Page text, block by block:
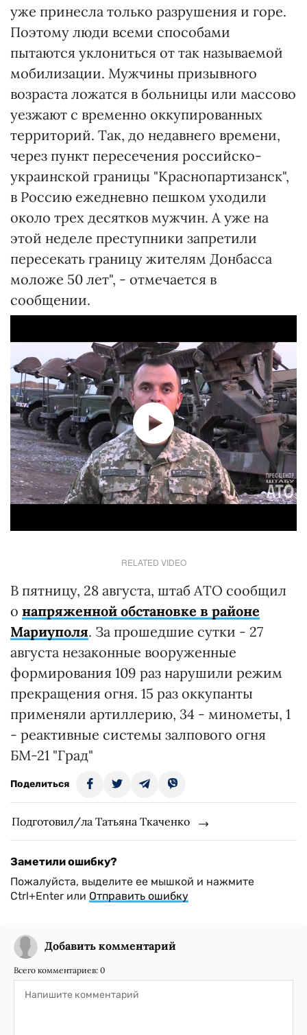
уже принесла только разрушения и горе.
Поэтому люди всеми способами
пытаются уклониться от так называемой
мобилизации. Мужчины призывного
возраста ложатся в больницы или массово
уезжают с временно оккупированных
территорий. Так, до недавнего времени,
через пункт пересечения российско-
украинской границы "Краснопартизанск",
в Россию ежедневно пешком уходили
около трех десятков мужчин. А уже на
этой неделе преступники запретили
пересекать границу жителям Донбасса
моложе 50 лет", - отмечается в
сообщении.
RELATED VIDEO
В пятницу, 28 августа, штаб АТО сообщил
о напряженной обстановке в районе
Мариуполя. За прошедшие сутки - 27
августа незаконные вооруженные
формирования 109 раз нарушили режим
прекращения огня. 15 раз оккупанты
применяли артиллерию, 34 - минометы, 1
- реактивные системы залпового огня
БМ-21 "Град"
Поделиться
Подготовил/ла Татьяна Ткаченко
Заметили ошибку?
Пожалуйста, выделите ее мышкой и нажмите
Ctrl+Enter или Отправить ошибку
Добавить комментарий
Всего комментариев: 0